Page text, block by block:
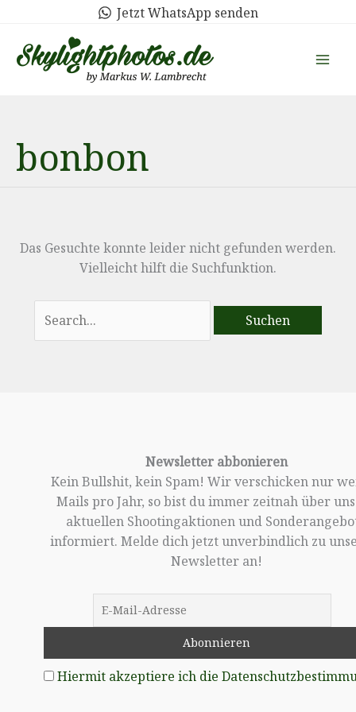
springen
Jetzt WhatsApp senden
bonbon
Das Gesuchte konnte leider nicht gefunden werden.
Vielleicht hilft die Suchfunktion.
nach:
Newsletter abbonieren
Kein Bullshit, kein Spam! Wir verschicken nur
Mails pro Jahr, so bist du immer zeitnah über
aktuellen Shootingaktionen und
informiert. Melde dich jetzt unverbindlich zu
Newsletter an!
Hiermit akzeptiere ich die